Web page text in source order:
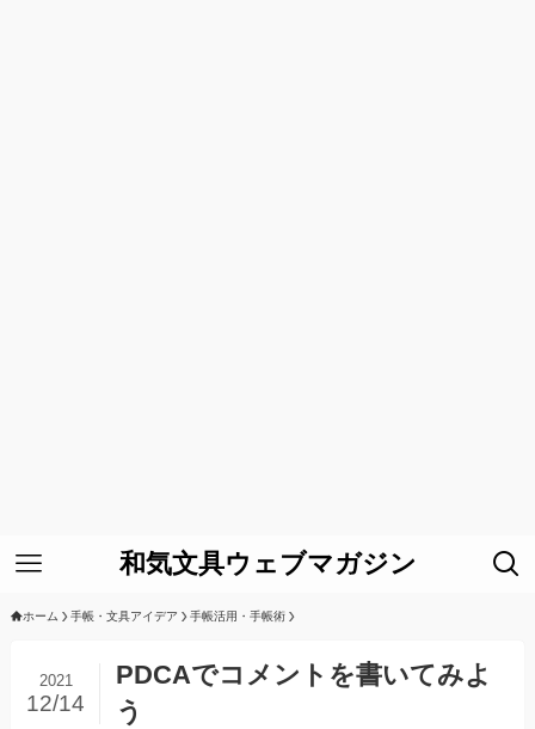
和気文具ウェブマガジン
ホーム 手帳・文具アイデア 手帳活用・手帳術
PDCAでコメントを書いてみよ
う
2021
12/14